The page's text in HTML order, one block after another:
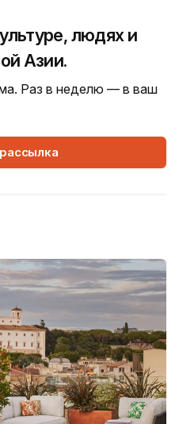
людях и
Азии.
Раз в неделю — в ваш